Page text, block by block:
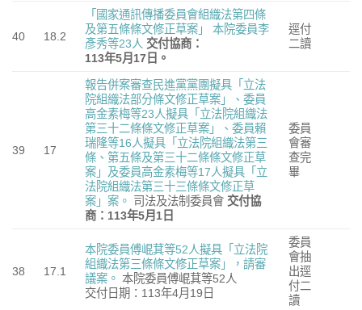
40 18.2
「國家通訊傳播委員會組織法第四條
及第五條條文修正草案」
本院委員李
彥秀等23人 交付協商：
113年5月 17 日。
逕付
二讀
39 17
報告併案審查民進黨黨團擬具「立法
院組織法部分條文修正草案」、委員
高金素梅等23人擬具「立法院組織法
第三十二條條文修正草案」、委員賴
瑞隆等16人擬具「立法院組織法第三
條、第五條及第三十二條條文修正草
案」及委員高金素梅等17人擬具「立
法院組織法第三十三條條文修正草
案」案。 司法及法制委員會 交付協
商：113年5月1日
委員
會審
查完
畢
38 17.1
本院委員傅崐萁等52人擬具「立法院
組織法第三條條文修正草案」，請審
議案。 本院委員傅崐萁等52人
交付日期：113年4月19日
委員
會抽
出逕
付二
讀